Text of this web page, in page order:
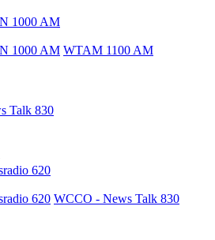
1000 AM
1000 AM WTAM 1100 AM
Talk 830
620
620 WCCO - News Talk 830